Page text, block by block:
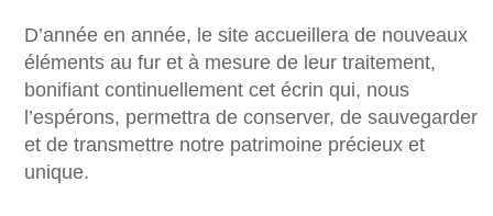
D’année en année, le site accueillera de nouveaux
éléments au fur et à mesure de leur traitement,
bonifiant continuellement cet écrin qui, nous
l’espérons, permettra de conserver, de sauvegarder
et de transmettre notre patrimoine précieux et
unique.